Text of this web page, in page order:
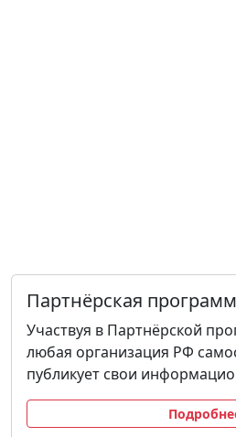
Партнёрская
Участвуя в Партнёрской
любая организация РФ
публикует свои